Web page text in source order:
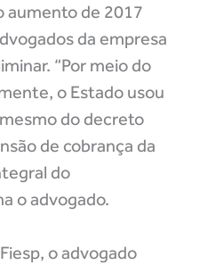
aumento de 2017
da empresa
“Por meio do
o Estado usou
do decreto
de cobrança da
do
o advogado.
o advogado